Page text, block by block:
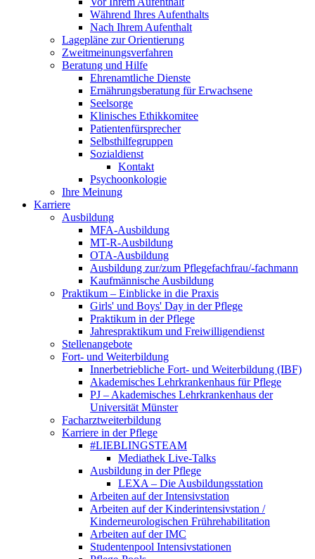
Während Ihres Aufenthalts
Nach Ihrem Aufenthalt
Lagepläne zur Orientierung
Zweitmeinungsverfahren
Beratung und Hilfe
Ehrenamtliche Dienste
Ernährungsberatung für Erwachsene
Seelsorge
Klinisches Ethikkomitee
Patientenfürsprecher
Selbsthilfegruppen
Sozialdienst
Kontakt
Psychoonkologie
Ihre Meinung
Karriere
Ausbildung
MFA-Ausbildung
MT-R-Ausbildung
OTA-Ausbildung
Ausbildung zur/zum Pflegefachfrau/-fachmann
Kaufmännische Ausbildung
Praktikum – Einblicke in die Praxis
Girls' und Boys' Day in der Pflege
Praktikum in der Pflege
Jahrespraktikum und Freiwilligendienst
Stellenangebote
Fort- und Weiterbildung
Innerbetriebliche Fort- und Weiterbildung (IBF)
Akademisches Lehrkrankenhaus für Pflege
PJ – Akademisches Lehrkrankenhaus der
Universität Münster
Facharztweiterbildung
Karriere in der Pflege
#LIEBLINGSTEAM
Mediathek Live-Talks
Ausbildung in der Pflege
LEXA – Die Ausbildungsstation
Arbeiten auf der Intensivstation
Arbeiten auf der Kinderintensivstation /
Kinderneurologischen Frührehabilitation
Arbeiten auf der IMC
Studentenpool Intensivstationen